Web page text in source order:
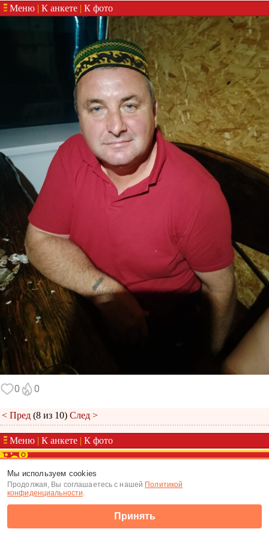
Меню | К анкете | К фото
0 0
< Пред (8 из 10) След >
Меню | К анкете | К фото
(c) Tabor.ru 2026
Мы используем cookies
Продолжая, Вы соглашаетесь с нашей Политикой
конфиденциальности.
Принять